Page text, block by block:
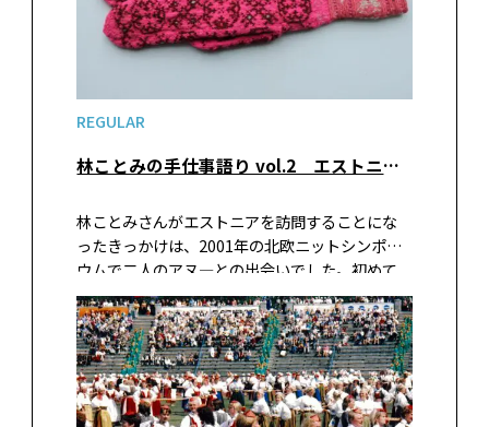
REGULAR
林ことみの手仕事語り vol.2 エストニアの手仕事（後編）
林ことみさんがエストニアを訪問することにな
ったきっかけは、2001年の北欧ニットシンポジ
ウムで二人のアヌ―との出会いでした。初めて
のエストニア訪問は、翌年の2002年。現在まで
に、すでに訪問は10回を超えているそう。今年
もエストニアに足を運んだらしい、と聞きつけ
た編集部は、前編に引き続きエストニアの手仕
事、特にニットとクロッシェについて話を伺い
ました。